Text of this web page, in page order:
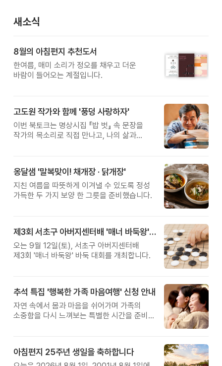
새소식
8월의 아침편지 추천도서
한여름, 매미 소리가 정오를 채우고 더운
바람이 들어오는 계절입니다.
고도원 작가와 함께 '풍덩 사랑하자'
이번 북토크는 명상시집 『밥 벗』 속 문장을
작가의 목소리로 직접 만나고, 나의 삶과
옹달샘 '말복맞이! 채개장 · 닭개장'
지친 여름을 따뜻하게 이겨낼 수 있도록 정성
가득한 두 가지 보양 한 그릇을 준비했습니다.
제3회 서초구 아버지센터배 '매너 바둑왕' 대회
오는 9월 12일(토), 서초구 아버지센터배
제3회 '매너 바둑왕' 바둑 대회를 개최합니다.
추석 특집 '행복한 가족 마음여행' 신청 안내
자연 속에서 몸과 마음을 쉬어가며 가족의
소중함을 다시 느껴보는 특별한 시간을 준비해
아침편지 25주년 생일을 축하합니다